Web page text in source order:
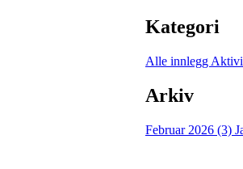
Kategori
Alle innlegg
Arkiv
Februar 2026 (3)